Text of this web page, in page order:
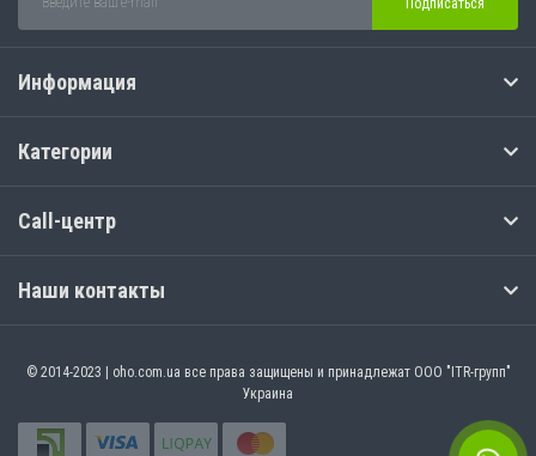
Информация
Категории
Call-центр
Наши контакты
© 2014-2023 | oho.com.ua все права защищены и принадлежат ООО "ITR-групп"
Украина